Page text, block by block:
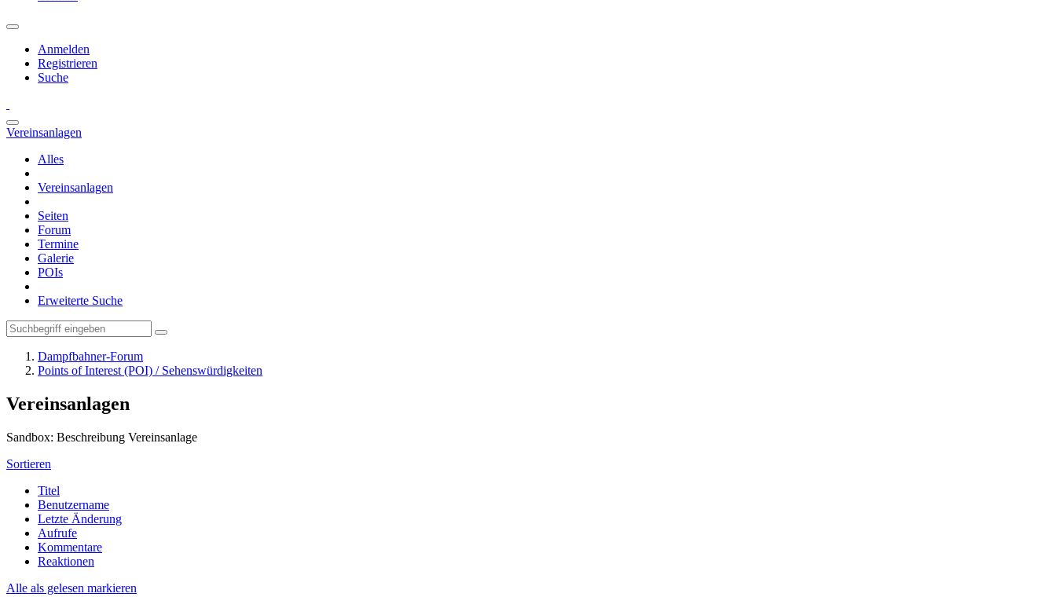
Anmelden
Registrieren
Suche
Vereinsanlagen
Alles
Vereinsanlagen
Seiten
Forum
Termine
Galerie
POIs
Erweiterte Suche
Dampfbahner-Forum
Points of Interest (POI) / Sehenswürdigkeiten
Vereinsanlagen
Sandbox: Beschreibung Vereinsanlage
Sortieren
Titel
Benutzername
Letzte Änderung
Aufrufe
Kommentare
Reaktionen
Alle als gelesen markieren